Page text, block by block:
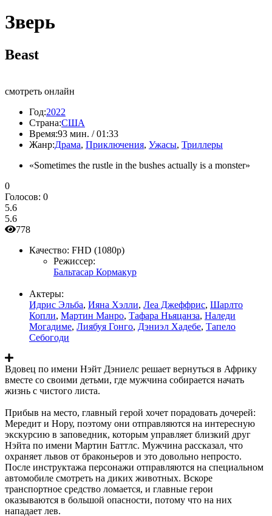
Зверь
Beast
смотреть онлайн
Год:2022
Страна:США
Время:93 мин. / 01:33
Жанр:Драма, Приключения, Ужасы, Триллеры
«Sometimes the rustle in the bushes actually is a monster»
0
Голосов: 0
5.6
5.6
778
Качество: FHD (1080p)
Режиссер:
Бальтасар Кормакур
Актеры:
Идрис Эльба, Ияна Хэлли, Леа Джеффрис, Шарлто
Копли, Мартин Манро, Тафара Ньяцанза, Наледи
Могадиме, Лиябуя Гонго, Дэниэл Хадебе, Тапело
Себогоди
Вдовец по имени Нэйт Дэниелс решает вернуться в Африку
вместе со своими детьми, где мужчина собирается начать
жизнь с чистого листа.
Прибыв на место, главный герой хочет порадовать дочерей:
Мередит и Нору, поэтому они отправляются на интересную
экскурсию в заповедник, которым управляет близкий друг
Нэйта по имени Мартин Баттлс. Мужчина рассказал, что
охраняет львов от браконьеров и это довольно непросто.
После инструктажа персонажи отправляются на специальном
автомобиле смотреть на диких животных. Вскоре
транспортное средство ломается, и главные герои
оказываются в большой опасности, потому что на них
нападает лев.